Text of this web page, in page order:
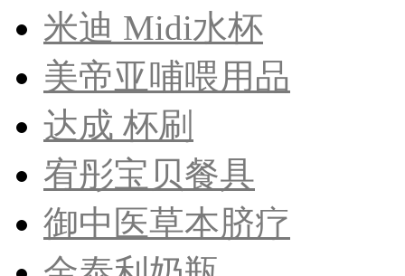
米迪 Midi水杯
美帝亚哺喂用品
达成 杯刷
宥彤宝贝餐具
御中医草本脐疗